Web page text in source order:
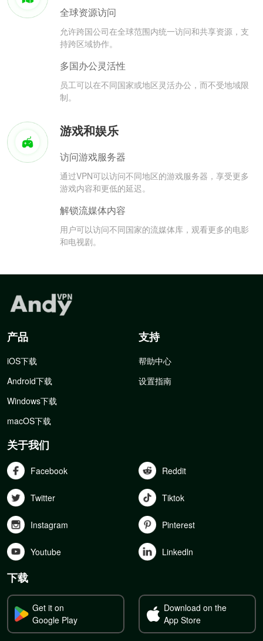
全球资源访问
允许跨国公司在全球范围内统一访问和共享资源，支
持跨区域协作。
多国办公灵活性
员工可以在不同国家或地区灵活办公，而不受地域限
制。
游戏和娱乐
访问游戏服务器
通过VPN可以访问不同地区的游戏服务器，享受更多
游戏内容和更低的延迟。
解锁流媒体内容
用户可以访问不同国家的流媒体库，观看更多的电影
和电视剧。
产品
iOS下载
Android下载
Windows下载
macOS下载
支持
帮助中心
设置指南
关于我们
Facebook Reddit
Twitter Tiktok
Instagram Pinterest
Youtube Linkedln
下载
Get it on
Google Play
Download on the
App Store